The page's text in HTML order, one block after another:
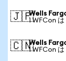
🇯🇵Wells
1 WFCon
🇨🇳Wells
1 WFCon